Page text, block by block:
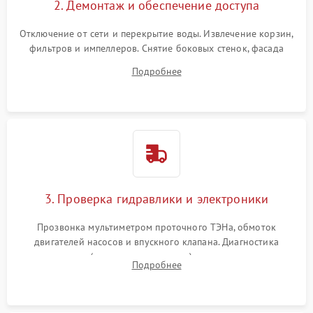
2. Демонтаж и обеспечение доступа
Отключение от сети и перекрытие воды. Извлечение корзин,
фильтров и импеллеров. Снятие боковых стенок, фасада
циркуляционному насосу, ТЭНу и сливной помпе.
Подробнее
3. Проверка гидравлики и электроники
Прозвонка мультиметром проточного ТЭНа, обмоток
двигателей насосов и впускного клапана. Диагностика
прессостата (датчика уровня воды), датчика мутности,
концевика дверцы и электронного модуля управления.
Подробнее